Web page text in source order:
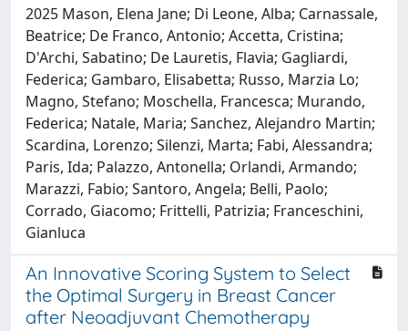
2025 Mason, Elena Jane; Di Leone, Alba; Carnassale,
Beatrice; De Franco, Antonio; Accetta, Cristina;
D'Archi, Sabatino; De Lauretis, Flavia; Gagliardi,
Federica; Gambaro, Elisabetta; Russo, Marzia Lo;
Magno, Stefano; Moschella, Francesca; Murando,
Federica; Natale, Maria; Sanchez, Alejandro Martin;
Scardina, Lorenzo; Silenzi, Marta; Fabi, Alessandra;
Paris, Ida; Palazzo, Antonella; Orlandi, Armando;
Marazzi, Fabio; Santoro, Angela; Belli, Paolo;
Corrado, Giacomo; Frittelli, Patrizia; Franceschini,
Gianluca
An Innovative Scoring System to Select
the Optimal Surgery in Breast Cancer
after Neoadjuvant Chemotherapy